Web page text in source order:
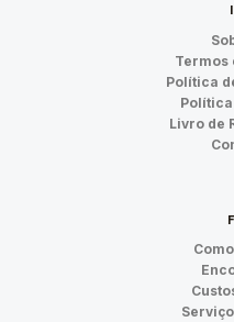
Termos
Política
Livro de